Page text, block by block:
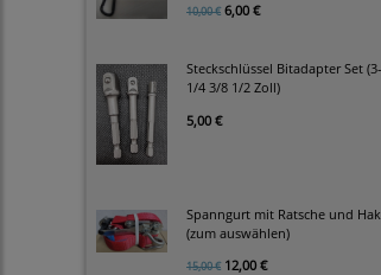
10,00 € 6,00 €
Steckschlüssel Bitadapter Set
1/4 3/8 1/2 Zoll)
5,00 €
Spanngurt mit Ratsche und
(zum auswählen)
15,00 € 12,00 €